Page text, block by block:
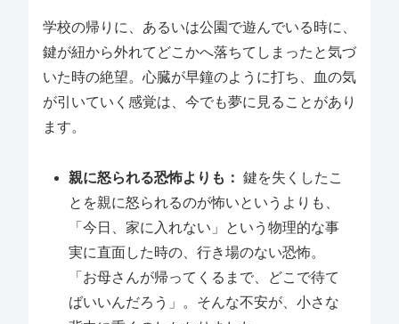
学校の帰りに、あるいは公園で遊んでいる時に、
鍵が紐から外れてどこかへ落ちてしまったと気づ
いた時の絶望。心臓が早鐘のように打ち、血の気
が引いていく感覚は、今でも夢に見ることがあり
ます。
親に怒られる恐怖よりも： 鍵を失くしたこ
とを親に怒られるのが怖いというよりも、
「今日、家に入れない」という物理的な事
実に直面した時の、行き場のない恐怖。
「お母さんが帰ってくるまで、どこで待て
ばいいんだろう」。そんな不安が、小さな